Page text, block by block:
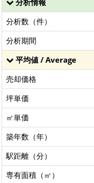
分析情報
分析数（件）
分析期間
平均値 / Average
売却価格
坪単価
㎡単価
築年数（年）
駅距離（分）
専有面積（㎡）